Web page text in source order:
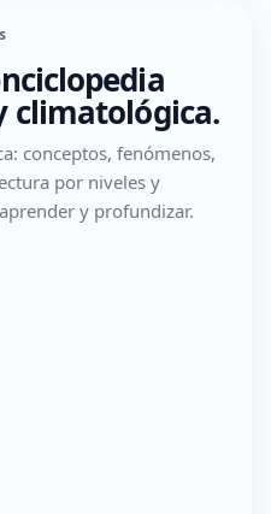
climatológica.
conceptos, fenómenos,
por niveles y
y profundizar.